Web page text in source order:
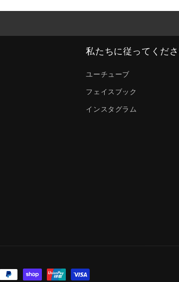
私たちに従ってくだ
ユーチューブ
フェイスブック
インスタグラム